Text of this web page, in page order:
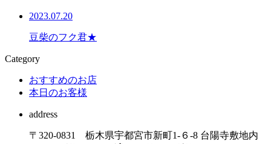
2023.07.20
豆柴のフク君★
Category
おすすめのお店
本日のお客様
address
〒320-0831 栃木県宇都宮市新町1-６-8 台陽寺敷地内